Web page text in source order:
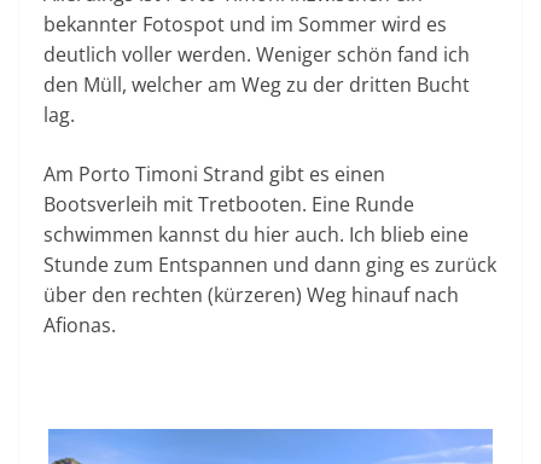
bekannter Fotospot und im Sommer wird es
deutlich voller werden. Weniger schön fand ich
den Müll, welcher am Weg zu der dritten Bucht
lag.
Am Porto Timoni Strand gibt es einen
Bootsverleih mit Tretbooten. Eine Runde
schwimmen kannst du hier auch. Ich blieb eine
Stunde zum Entspannen und dann ging es zurück
über den rechten (kürzeren) Weg hinauf nach
Afionas.